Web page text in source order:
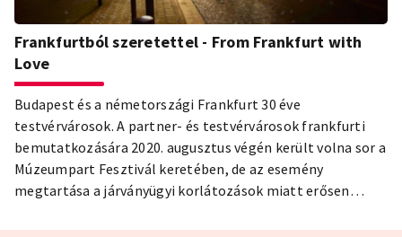
Frankfurtból szeretettel - From Frankfurt with
Love
Budapest és a németországi Frankfurt 30 éve
testvérvárosok. A partner- és testvérvárosok frankfurti
bemutatkozására 2020. augusztus végén került volna sor a
Múzeumpart Fesztivál keretében, de az esemény
megtartása a járványügyi korlátozások miatt erősen
üzente meg Budapestnek, hogy hiányolják és visszavárják